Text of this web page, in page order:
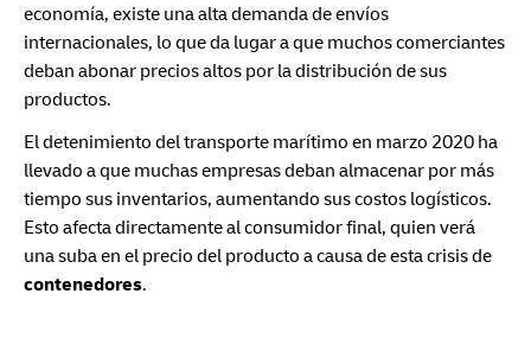
economía, existe una alta demanda de envíos
internacionales, lo que da lugar a que muchos comerciantes
deban abonar precios altos por la distribución de sus
productos.
El detenimiento del transporte marítimo en marzo 2020 ha
llevado a que muchas empresas deban almacenar por más
tiempo sus inventarios, aumentando sus costos logísticos.
Esto afecta directamente al consumidor final, quien verá
una suba en el precio del producto a causa de esta crisis de
contenedores.